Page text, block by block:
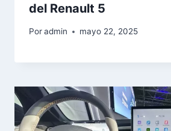
del Renault 5
Poradmin mayo 22, 2025